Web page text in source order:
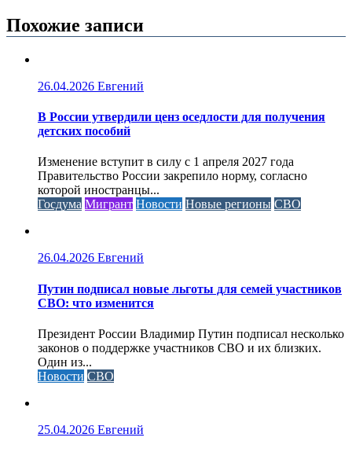
Похожие записи
26.04.2026 Евгений
В России утвердили ценз оседлости для получения
детских пособий
Изменение вступит в силу с 1 апреля 2027 года
Правительство России закрепило норму, согласно
которой иностранцы...
Госдума Мигрант Новости Новые регионы СВО
26.04.2026 Евгений
Путин подписал новые льготы для семей участников
СВО: что изменится
Президент России Владимир Путин подписал несколько
законов о поддержке участников СВО и их близких.
Один из...
Новости СВО
25.04.2026 Евгений